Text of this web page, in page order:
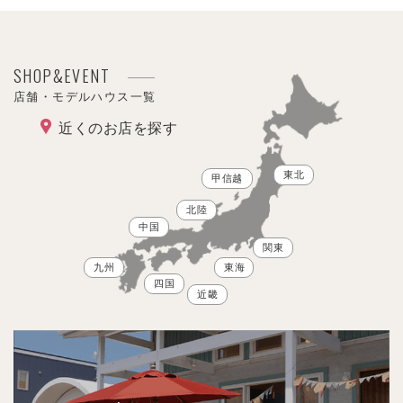
SHOP&EVENT
店舗・モデルハウス一覧
近くのお店を探す
東北
甲信越
北陸
関東
東海
近畿
中国
四国
九州